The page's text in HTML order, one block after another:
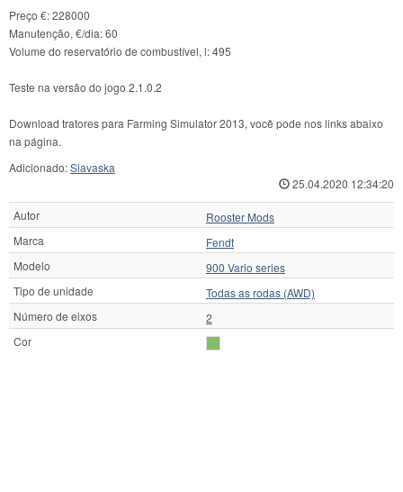
Preço €: 228000
Manutenção, €/dia: 60
Volume do reservatório de combustível, l: 495
Teste na versão do jogo 2.1.0.2
Download tratores para Farming Simulator 2013, você pode nos links abaixo
na página.
Adicionado:Slavaska
25.04.2020 12:34:20
Autor
Rooster Mods
Marca
Fendt
Modelo
900 Vario series
Tipo de unidade
Todas as rodas (AWD)
Número de eixos
2
Cor